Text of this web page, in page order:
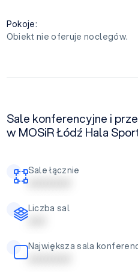
Pokoje:
Obiekt nie oferuje noclegów.
Sale konferencyjne i
w MOSiR Łódź Hala
Sale łącznie
| | | | | | | | | | | |
Liczba sal
| | | | |
Największa sala
| | | | | | | | | | | |